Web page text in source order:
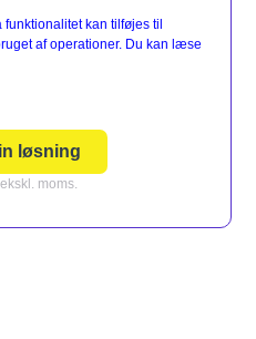
kan tilføjes til
af operationer. Du kan læse
løsning
moms.